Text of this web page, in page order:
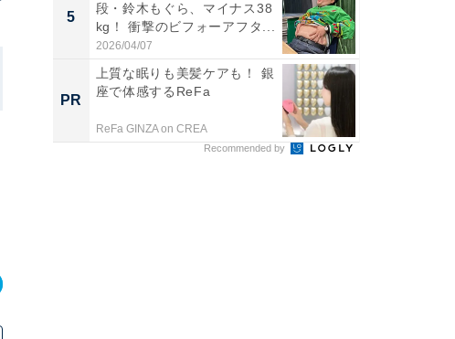
5
段・鈴木もぐら、マイナス38
kg！ 衝撃のビフォーアフタ...
2026/04/07
PR
上質な眠りも美髪ケアも！ 銀
座で体感するReFa
ReFa GINZA on CREA
Recommended by